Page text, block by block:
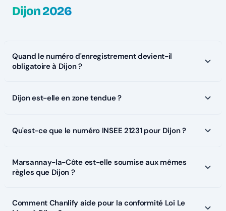
Dijon 2026
Quand le numéro d'enregistrement devient-il
obligatoire à Dijon ?
Dijon est-elle en zone tendue ?
Qu'est-ce que le numéro INSEE 21231 pour Dijon ?
Marsannay-la-Côte est-elle soumise aux mêmes
règles que Dijon ?
Comment Chanlify aide pour la conformité Loi Le